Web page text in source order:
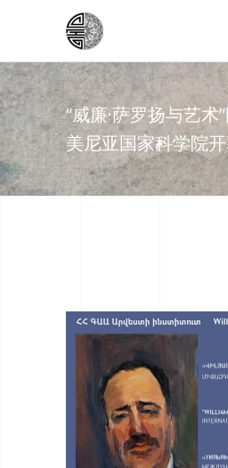
“威廉·萨罗扬与艺术
美尼亚国家科学院